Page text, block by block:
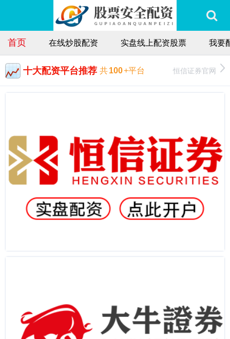
首页 在线炒股配资 实盘线上配资股票 我要
十大配资平台推荐 共100+平台 恒信证券官网